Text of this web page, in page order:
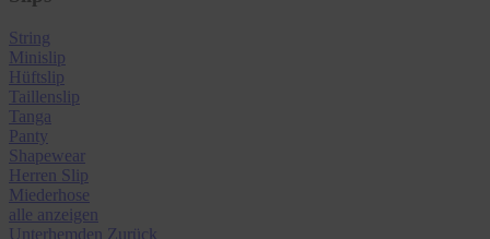
String
Minislip
Hüftslip
Taillenslip
Tanga
Panty
Shapewear
Herren Slip
Miederhose
alle anzeigen
Unterhemden Zurück